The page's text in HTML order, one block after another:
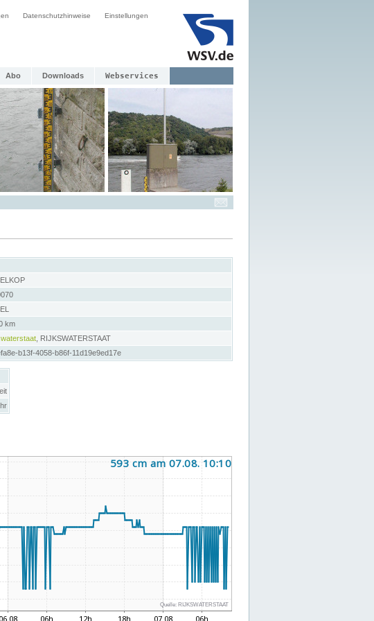
Datenschutzhinweise Einstellungen
Abo Downloads Webservices
km
, RIJKSWATERSTAAT
b13f-4058-b86f-11d19e9ed17e